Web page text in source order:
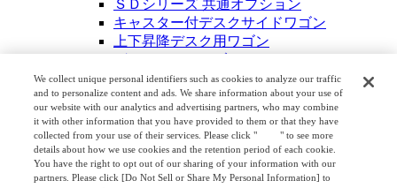
ＳＤシリーズ 共通オプション
キャスター付デスクサイドワゴン
上下昇降デスク用ワゴン
ミーティングテーブル
大型会議テーブル
4L78
トラヴァース
4L77
ミコト
4L75
We collect unique personal identifiers such as cookies to analyze our traffic
and to personalize content and ads. We share information about your use of
our website with our analytics and advertising partners, who may combine
it with other information that you have provided to them or that they have
collected from your use of their services. Please click "
here" to see more
details about how we use cookies and the retention period of each cookie.
You have the right to opt out of our sharing of your information with our
partners. Please click [Do Not Sell or Share My Personal Information] to